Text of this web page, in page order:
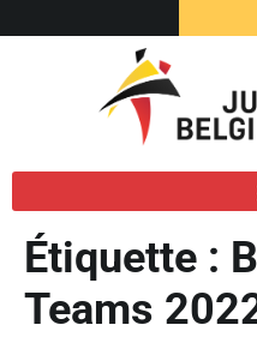
Étiquette :
Teams